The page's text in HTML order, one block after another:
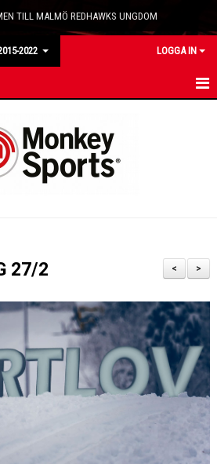
TILL MALMÖ REDHAWKS UNGDOM
2022 LOGGA IN
>
<
27/2